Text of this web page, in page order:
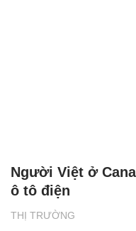
THỊ TRƯỜNG
Người Việt ở
ô tô điện